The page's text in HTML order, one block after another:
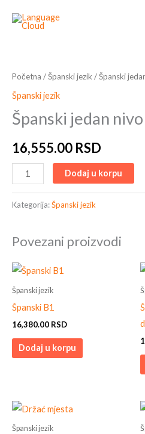
Početna /Španski jezik / Španski
Španski jezik
Španski jedan nivo
16,555.00 RSD
nivo
količina
Dodaj u korpu
Kategorija:Španski jezik
Povezani proizvodi
Španski jezik
Španski B1
16,380.00 RSD
Dodaj u korpu
Španski jezik